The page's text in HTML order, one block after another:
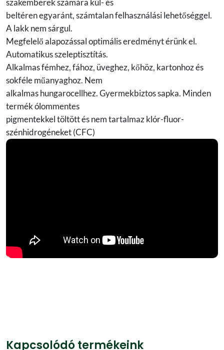
szakemberek számára kül- és
beltéren egyaránt, számtalan felhasználási lehetőséggel.
A lakk nem sárgul.
Megfelelő alapozással optimális eredményt érünk el.
Automatikus szeleptisztítás.
Alkalmas fémhez, fához, üveghez, kőhöz, kartonhoz és
sokféle műanyaghoz. Nem
alkalmas hungarocellhez. Gyermekbiztos sapka. Minden
termék ólommentes
pigmentekkel töltött és nem tartalmaz klór-fluor-
szénhidrogéneket (CFC)
Kapcsolódó termékeink